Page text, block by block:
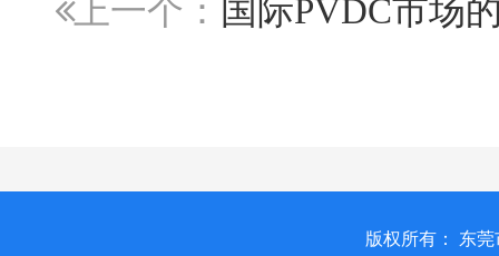
上一个： 国际PVDC市场
版权所有： 东